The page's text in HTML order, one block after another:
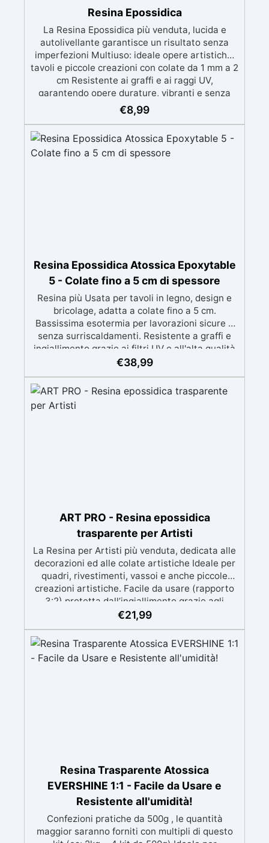
Resina Epossidica
La Resina Epossidica più venduta, lucida e
autolivellante garantisce un risultato senza
imperfezioni Multiuso: ideale opere artistiche,
tavoli e piccole creazioni con colate da 1 mm a 2
cm Resistente ai graffi e ai raggi UV,
garantendo opere durature, vibranti e senza
ingiallimenti nel tempo Bassa viscosità e
formula anti-bolle per risultati impeccabili,
Certificata Atossica post catalisi per contatto
con la pelle, BPA free e VoC Free
€8,99
Resina Epossidica Atossica Epoxytable
5 - Colate fino a 5 cm di spessore
Resina più Usata per tavoli in legno, design e
bricolage, adatta a colate fino a 5 cm.
Bassissima esotermia per lavorazioni sicure e
senza surriscaldamenti. Resistente a graffi e
ingiallimento grazie ai filtri UV e all'alta qualità
meccanica. Bassa viscosità per eliminare bolle
BPA/VOC free e certificata per il contatto
prolungato con la pelle.
€38,99
ART PRO - Resina epossidica
trasparente per Artisti
La Resina per Artisti più venduta, dedicata alle
decorazioni ed alle colate artistiche Ideale per
quadri, rivestimenti, vassoi e anche piccole
creazioni artistiche. Facile da usare (rapporto
3:2) protetta dall’ingiallimento grazie agli
speciali filtri UV Formula densa : non cola via,
in 12-24h garantendo una superficie lucida e
brillante
€21,99
Resina Trasparente Atossica
EVERSHINE 1:1 - Facile da Usare e
Resistente all'umidità!
Confezioni pratiche da 500g , le quantità
maggior saranno forniti con multipli di questo